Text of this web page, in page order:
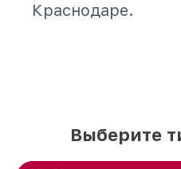
Краснодаре.
Выберите